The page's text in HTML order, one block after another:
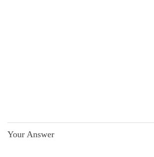
Your Answer